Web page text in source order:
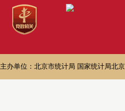
主办单位：北京市统计局 国家统计局